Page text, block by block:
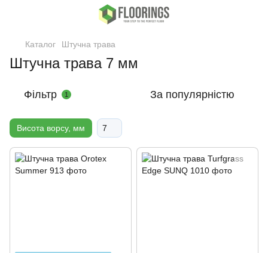
Каталог Штучна трава
Штучна трава 7 мм
Фільтр 1 За популярністю
Висота ворсу, мм 7